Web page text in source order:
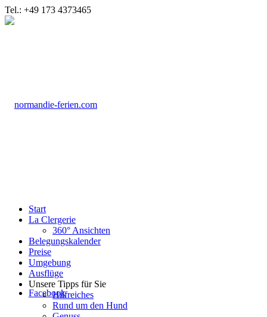
Tel.: +49 173 4373465
Facebook
Start
La Clergerie
360° Ansichten
Belegungskalender
Preise
Umgebung
Ausflüge
Unsere Tipps für Sie
Hilfreiches
Rund um den Hund